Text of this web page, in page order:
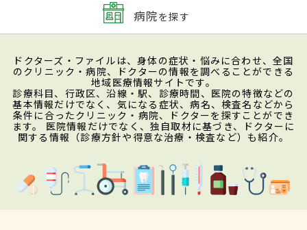
病院を探す
ドクターズ・ファイルは、身体の症状・悩みに合わせ、全国
のクリニック・病院、ドクターの情報を調べることができる
地域医療情報サイトです。
診療科目、行政区、沿線・駅、診療時間、医院の特徴などの
基本情報だけでなく、気になる症状、病名、検査名などから
条件に合ったクリニック・病院、ドクターを探すことができ
ます。 医院情報だけでなく、独自取材に基づき、ドクターに
関する情報（診療方針や得意な治療・検査など）も紹介。